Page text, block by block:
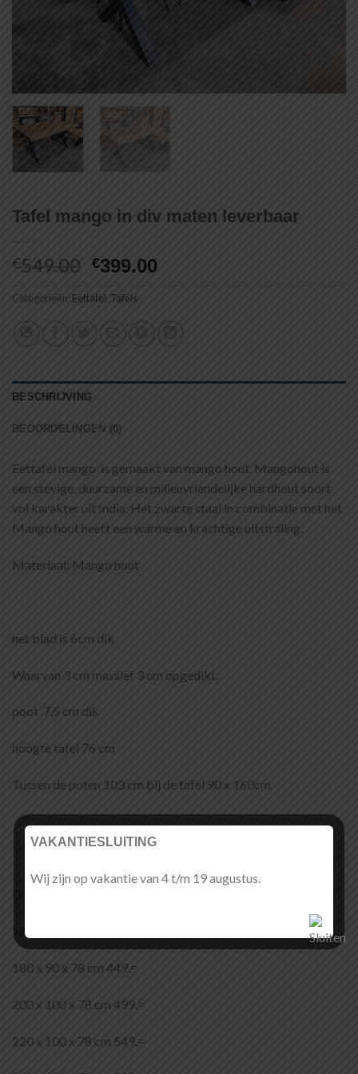
Tafel mango in div maten leverbaar
€549.00 Oorspronkelijke
was:
€549.00.
€399.00Huidige
€399.00.
Categorieën: Eettafel, Tafels
BESCHRIJVING
BEOORDELINGEN (0)
Eettafel mango is gemaakt van mango hout. Mangohout is
een stevige, duurzame en milieuvriendelijke hardhout soort
vol karakter uit India. Het zwarte staal in combinatie met het
Mango hout heeft een warme en krachtige uitstraling.
Materiaal: Mango hout
het blad is 6cm dik
Waarvan 3 cm massief 3 cm opgedikt.
poot 7,5 cm dik
hoogte tafel 76 cm
Tussen de poten 103 cm bij de tafel 90 x 160cm
160 x 90 x 78 cm 399,=
180 x 90 x 78 cm 449,=
200 x 100 x 78 cm 499,=
220 x 100 x 78 cm 549,=
VAKANTIESLUITING
Wij zijn op vakantie van 4 t/m 19 augustus.